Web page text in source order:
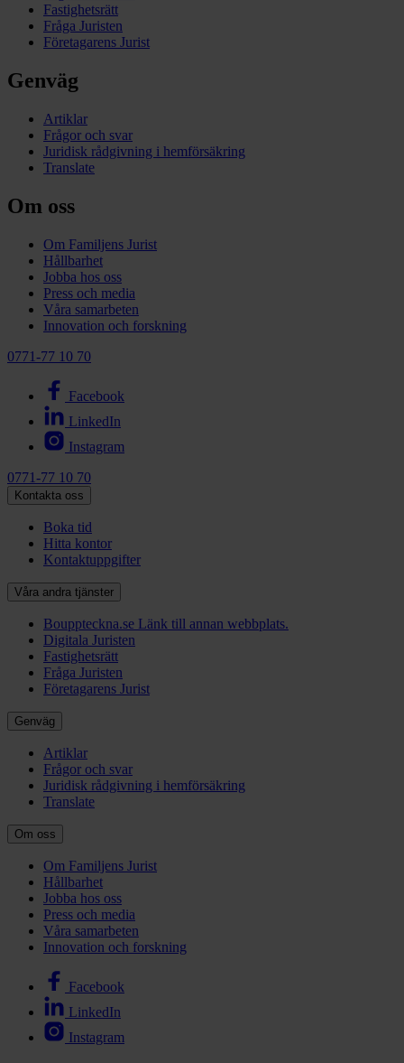
Fastighetsrätt
Fråga Juristen
Företagarens Jurist
Genväg
Artiklar
Frågor och svar
Juridisk rådgivning i hemförsäkring
Translate
Om oss
Om Familjens Jurist
Hållbarhet
Jobba hos oss
Press och media
Våra samarbeten
Innovation och forskning
0771-77 10 70
Facebook
LinkedIn
Instagram
0771-77 10 70
Kontakta oss
Boka tid
Hitta kontor
Kontaktuppgifter
Våra andra tjänster
Bouppteckna.se Länk till annan webbplats.
Digitala Juristen
Fastighetsrätt
Fråga Juristen
Företagarens Jurist
Genväg
Artiklar
Frågor och svar
Juridisk rådgivning i hemförsäkring
Translate
Om oss
Om Familjens Jurist
Hållbarhet
Jobba hos oss
Press och media
Våra samarbeten
Innovation och forskning
Facebook
LinkedIn
Instagram